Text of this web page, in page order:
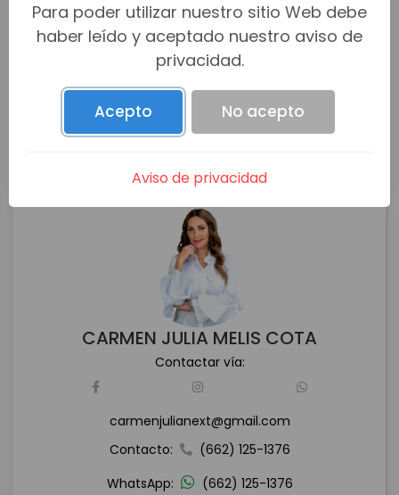
CARMEN JULIA MELIS COTA
Contactar vía:
carmenjulianext@gmail.com
Contacto:
(662) 125-1376
WhatsApp:
(662) 125-1376
Para poder utilizar nuestro sitio Web debe
haber leído y aceptado nuestro aviso de
privacidad.
Acepto No acepto
Aviso de privacidad